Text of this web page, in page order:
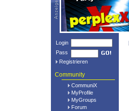
Login
Pass
Registrieren
Community
CommuniX
MyProfile
MyGroups
Forum